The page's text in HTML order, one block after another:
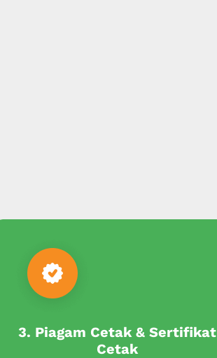
3. Piagam Cetak & Sertifikat
Cetak